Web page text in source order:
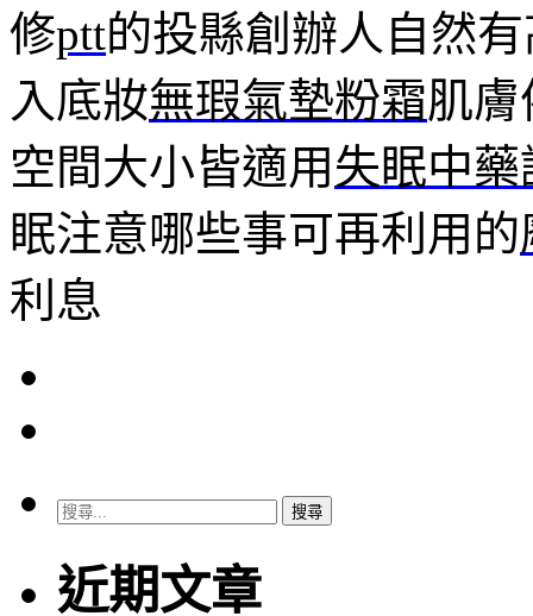
修ptt的投縣創辦人自然
入底妝無瑕氣墊粉霜肌
空間大小皆適用 失眠中藥
眠注意哪些事可再利用的
利息
搜
關
鍵
近期文章